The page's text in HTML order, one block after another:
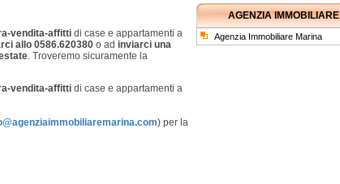
AGENZIA IMMOBILIARE
Agenzia Immobiliare Marina
vendita-affitti di case e appartamenti a
allo 0586.620380 o ad inviarci una
. Troveremo sicuramente la
vendita-affitti di case e appartamenti a
) per la